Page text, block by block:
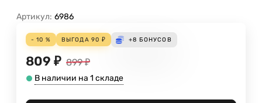
Артикул: 6986
- 10 % ВЫГОДА 90 ₽ +8 БОНУСОВ
809 ₽ 899 ₽
В наличии на 1 складе